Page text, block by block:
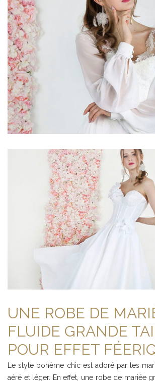
UNE ROBE DE
FLUIDE GRANDE
POUR EFFET
Le style bohème chic est adoré par les
aéré et léger. En effet, une robe de mariée